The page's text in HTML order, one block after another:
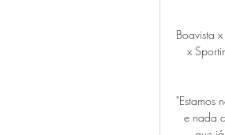
Boavista
x
"Estamos
e nada